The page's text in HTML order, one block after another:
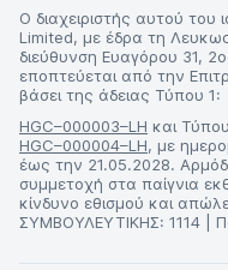
Ο διαχειριστής αυτού του
Limited, με έδρα τη
διεύθυνση Ευαγόρου 31,
εποπτεύεται από την
βάσει της άδειας Τύπου 1:
HGC–000003–LH και
HGC–000004–LH, με
έως την 21.05.2028.
συμμετοχή στα παίγνια
κίνδυνο εθισμού και
ΣΥΜΒΟΥΛΕΥΤΙΚΗΣ: 1114 |